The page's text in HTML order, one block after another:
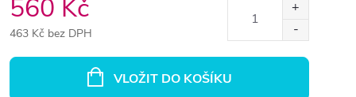
560 Kč
463 Kč bez DPH
VLOŽIT DO KOŠÍKU